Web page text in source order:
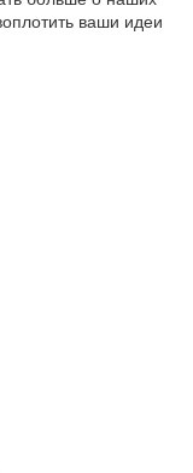
ваши идеи